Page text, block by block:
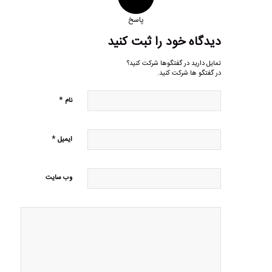
پاسخ
دیدگاه خود را ثبت کنید
تمایل دارید در گفتگوها شرکت کنید؟
در گفتگو ها شرکت کنید.
نام *
ایمیل*
وب‌ سایت